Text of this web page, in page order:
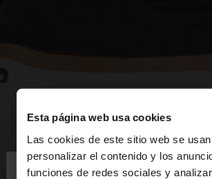
Esta página web usa cookies
Las cookies de este sitio web se
personalizar el contenido y los
funciones de redes sociales y
hola